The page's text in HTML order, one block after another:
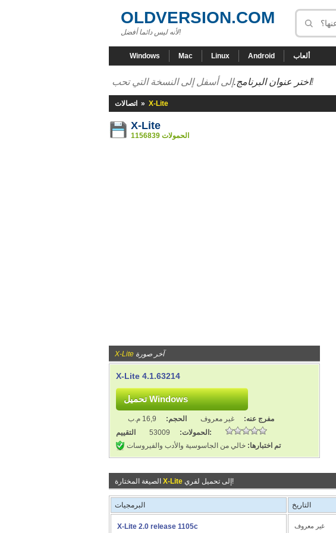
OLDVERSION.COM
لأنه ليس دائما أفضل!
Windows Mac Linux Android ألعاب
اختر عنوان البرنامج.إلى أسفل إلى النسخة التي تحب!
اتصالات » X-Lite
X-Lite
1156839 الحمولات
X-Lite آخر صورة
X-Lite 4.1.63214
مفرج عنه: غير معروف الحجم:
16,9 م.ب
الحمولات:
53009
التقييم:
تم اختبارها: خالي من الجاسوسية والأدب والفيروسات
X-Lite إلى تحميل لفري!
البرمجيات التاريخ
X-Lite 2.0 release 1105c غير معروف